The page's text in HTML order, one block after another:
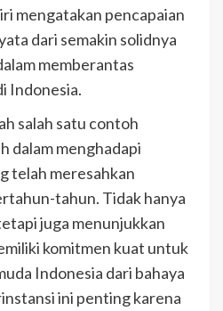
mengatakan pencapaian
dari semakin solidnya
memberantas
Indonesia.
salah satu contoh
dalam menghadapi
telah meresahkan
tahun. Tidak hanya
juga menunjukkan
komitmen kuat untuk
Indonesia dari bahaya
ini penting karena